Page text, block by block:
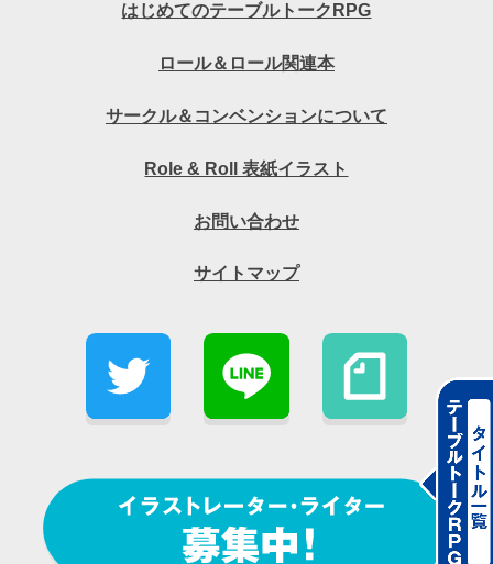
はじめてのテーブルトークRPG
ロール＆ロール関連本
サークル＆コンベンションについて
Role & Roll 表紙イラスト
お問い合わせ
サイトマップ